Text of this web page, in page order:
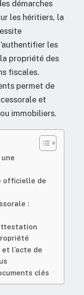
démarches
les héritiers, la
les
propriété des
fiscales.
permet de
et
immobiliers.
officielle de
:
l’acte de
clés